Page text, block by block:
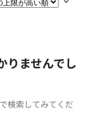
りませんでし
検索してみてくだ